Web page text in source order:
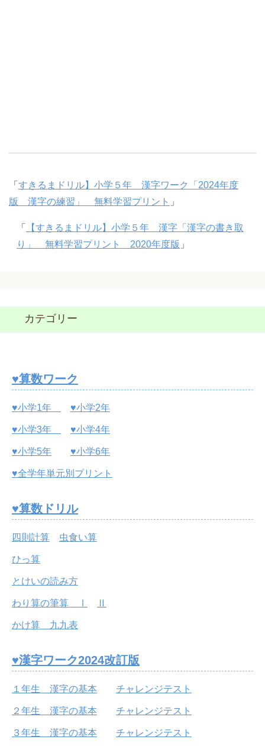
「 すきるまドリル】小学５年 漢字ワーク「2024年度
版 漢字の練習」 無料学習プリント 」
「
【すきるまドリル】小学５年 漢字「漢字の書き取
り」 無料学習プリント 2020年度版 」
カテゴリー
♥算数ワーク
♥小学1年 ♥小学2年
♥小学3年 ♥小学4年
♥小学5年 ♥小学6年
♥全学年単元別プリント
♥算数ドリル
四則計算 虫食い算
ひっ算
とけいの読み方
わり算の筆算 Ⅰ Ⅱ
かけ算 九九表
♥漢字ワーク2024改訂版
１年生 漢字の基本 チャレンジテスト
２年生 漢字の基本 チャレンジテスト
３年生 漢字の基本 チャレンジテスト